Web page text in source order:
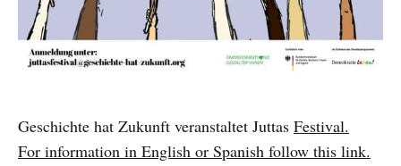
Geschichte hat Zukunft veranstaltet Juttas Festival.
For information in English or Spanish follow this link.